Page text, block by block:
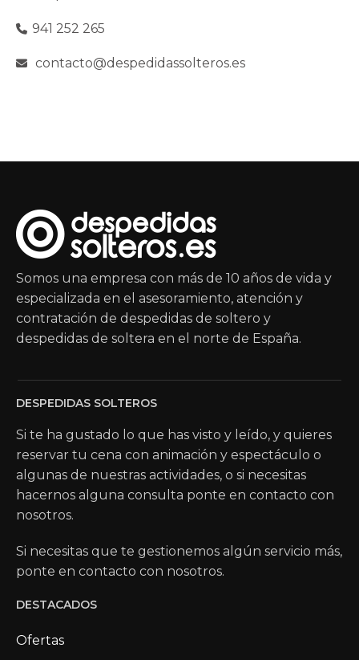
941 252 265
contacto@despedidassolteros.es
Somos una empresa con más de 10 años de vida y
especializada en el asesoramiento, atención y
contratación de despedidas de soltero y
despedidas de soltera en el norte de España.
DESPEDIDAS SOLTEROS
Si te ha gustado lo que has visto y leído, y quieres
reservar tu cena con animación y espectáculo o
algunas de nuestras actividades, o si necesitas
hacernos alguna consulta ponte en contacto con
nosotros.
Si necesitas que te gestionemos algún servicio más,
ponte en contacto con nosotros.
DESTACADOS
Ofertas